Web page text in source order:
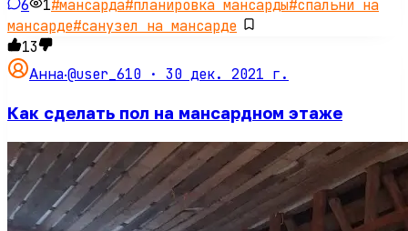
6 1#мансарда#планировка мансарды#спальни на
мансарде#санузел на мансарде
13
Анна·@user_610 · 30 дек. 2021 г.
Как сделать пол на мансардном этаже